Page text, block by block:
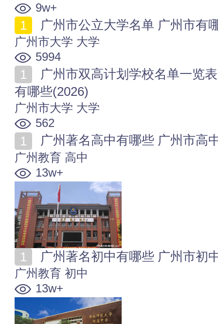
9w+
广州市公立大学名单 广州市有
广州市大学 大学
5994
有哪些(2026)
广州市大学 大学
562
广州著名高中有哪些 广州市高
广州教育 高中
13w+
广州著名初中有哪些 广州市初
广州教育 初中
13w+